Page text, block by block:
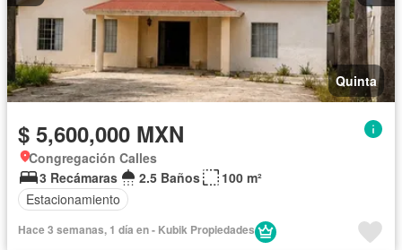
Quinta
$ 5,600,000 MXN
Congregación Calles
3 Recámaras
2.5 Baños
100 m²
Estacionamiento
Hace 3 semanas, 1 día en - Kubik Propiedades